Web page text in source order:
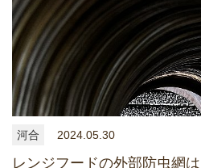
河合 2024.05.30
レンジフードの外部防虫網は